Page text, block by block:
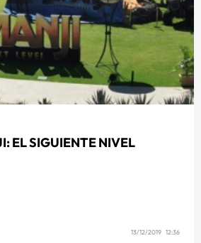
EL SIGUIENTE NIVEL
13/12/2019 12:36